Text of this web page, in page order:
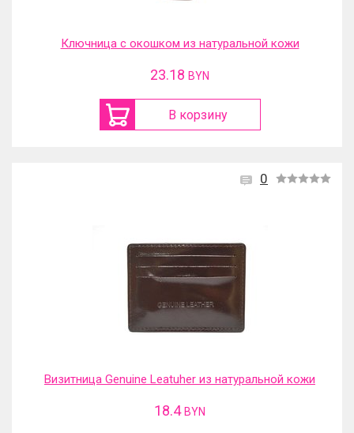
Ключница с окошком из натуральной кожи
23.18 BYN
В корзину
0
Визитница Genuine Leatuher из натуральной кожи
18.4 BYN